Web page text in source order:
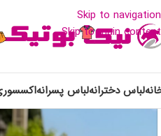
Skip to navigation
Skip to main content
لباس دخترانهلباس پسرانه